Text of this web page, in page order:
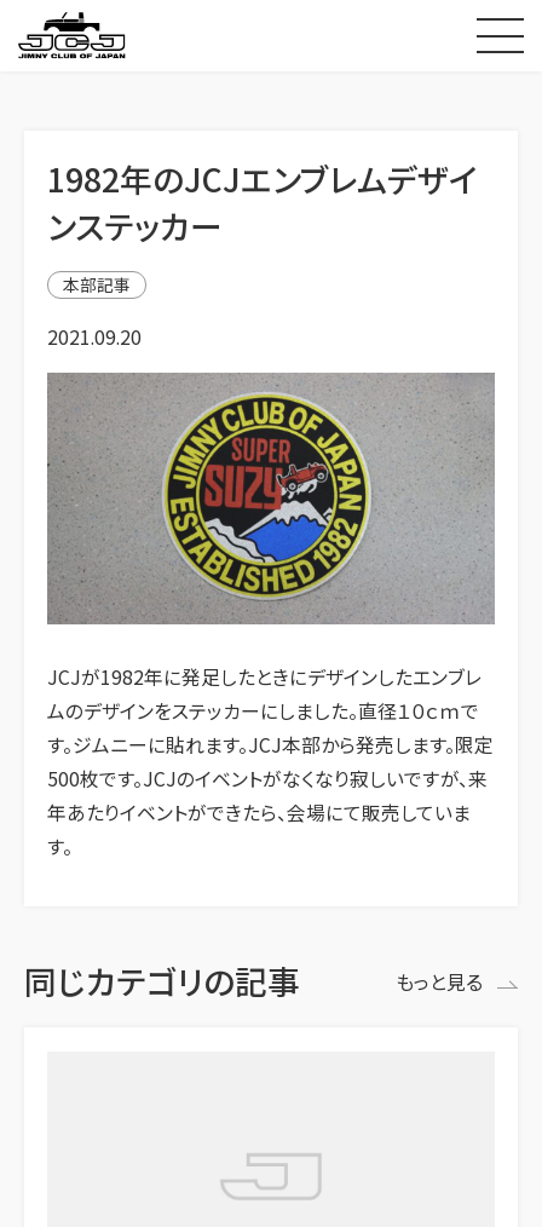
1982年のJCJエンブレムデザイ
ンステッカー
本部記事
2021.09.20
JCJが1982年に発足したときにデザインしたエンブレ
ムのデザインをステッカーにしました。直径１０ｃｍで
す。ジムニーに貼れます。JCJ本部から発売します。限定
500枚です。JCJのイベントがなくなり寂しいですが、来
年あたりイベントができたら、会場にて販売していま
す。
同じカテゴリの記事 もっと見る